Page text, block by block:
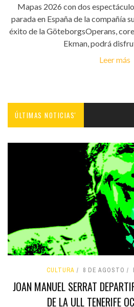
Mapas 2026 con dos
parada en España de la compañía
éxito de la GöteborgsOperans,
Ekman, podrá
Leer más
ÚLTIMAS NOTICIAS'
CULTURA 8 DE AGOSTO
JOAN MANUEL SERRAT
DE LA ULL TENERIFE